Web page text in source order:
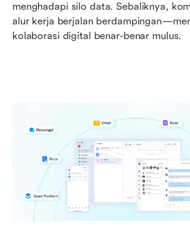
menghadapi silo data. Sebaliknya,
alur kerja berjalan
kolaborasi digital benar-benar mulus.